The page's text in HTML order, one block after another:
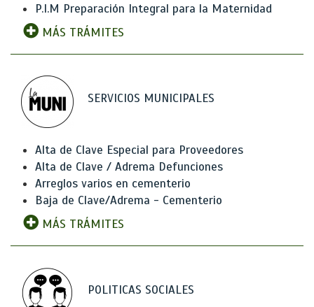
P.I.M Preparación Integral para la Maternidad
MÁS TRÁMITES
SERVICIOS MUNICIPALES
Alta de Clave Especial para Proveedores
Alta de Clave / Adrema Defunciones
Arreglos varios en cementerio
Baja de Clave/Adrema - Cementerio
MÁS TRÁMITES
POLITICAS SOCIALES